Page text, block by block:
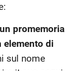
promemoria
elemento di
sul nome